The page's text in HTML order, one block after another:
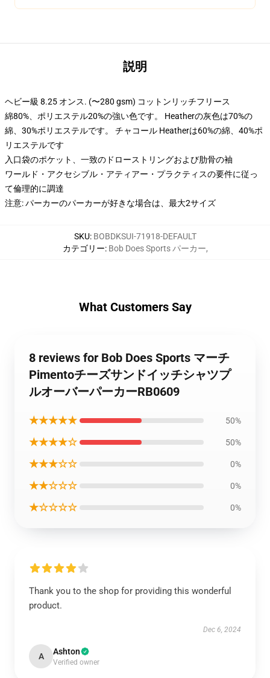
説明
ヘビー級 8.25 オンス. (〜280 gsm) コットンリッチフリース
綿80%、ポリエステル20%の強い色です。 Heatherの灰色は70%の
綿、30%ポリエステルです。 チャコール Heatherは60%の綿、40%ポ
リエステルです
入口袋のポケット、一致のドローストリングおよび肋骨の袖
ワールド・アクセシブル・アティアー・プラクティスの要件に従っ
て倫理的に調達
注意: パーカーのパーカーが好きな場合は、最大2サイズ
SKU: BOBDKSUI-71918-DEFAULT
カテゴリー: Bob Does Sports パーカー,
What Customers Say
8 reviews for Bob Does Sports マーチ
Pimentoチーズサンドイッチシャツプ
ルオーバーパーカーRB0609
★★★★★ 50%
★★★★☆ 50%
★★★☆☆ 0%
★★☆☆☆ 0%
★☆☆☆☆ 0%
Thank you to the shop for providing this wonderful
product.
Dec 6, 2024
A Ashton
Verified owner